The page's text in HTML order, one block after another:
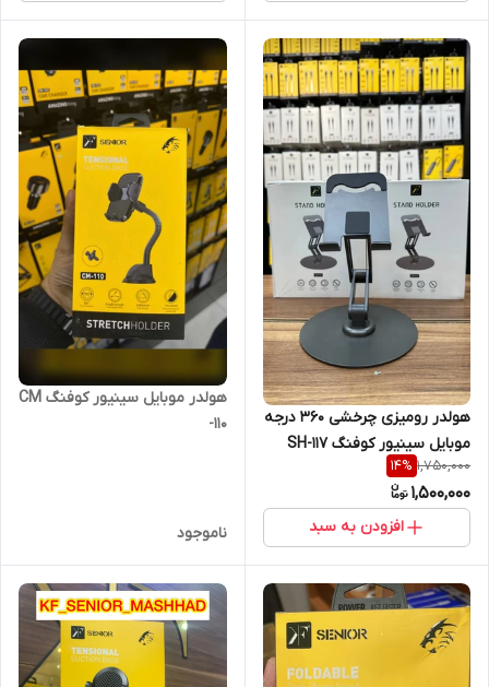
هولدر رومیزی چرخشی 360 درجه
موبایل سینیور کوفنگ SH-117
1,750,000
14%
1,500,000
افزودن به سبد
هولدر موبایل سینیور کوفنگ CM
-110
ناموجود